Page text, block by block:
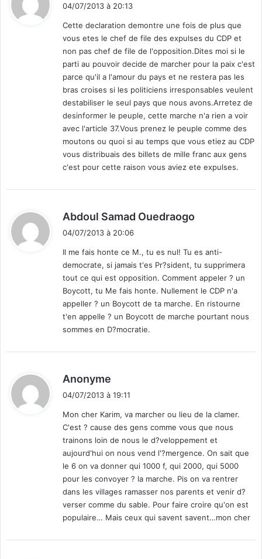
:
04/07/2013 à 20:13
Cette declaration demontre une fois de plus que
vous etes le chef de file des expulses du CDP et
non pas chef de file de l'opposition.Dites moi si le
parti au pouvoir decide de marcher pour la paix c'est
parce qu'il a l'amour du pays et ne restera pas les
bras croises si les politiciens irresponsables veulent
destabiliser le seul pays que nous avons.Arretez de
desinformer le peuple, cette marche n'a rien a voir
avec l'article 37.Vous prenez le peuple comme des
moutons ou quoi si au temps que vous etiez au CDP
vous distribuais des billets de mille franc aux gens
c'est pour cette raison vous aviez ete expulses.
Abdoul Samad Ouedraogo
:
04/07/2013 à 20:06
Il me fais honte ce M., tu es nul! Tu es anti-
democrate, si jamais t'es Pr?sident, tu supprimera
tout ce qui est opposition. Comment appeler ? un
Boycott, tu Me fais honte. Nullement le CDP n'a
appeller ? un Boycott de ta marche. En ristourne
t'en appelle ? un Boycott de marche pourtant nous
sommes en D?mocratie.
Anonyme
04/07/2013 à 19:11
Mon cher Karim, va marcher ou lieu de la clamer.
C'est ? cause des gens comme vous que nous
trainons loin de nous le d?veloppement et
aujourd'hui on nous vend l'?mergence. On sait que
le 6 on va donner qui 1000 f, qui 2000, qui 5000
pour les convoyer ? la marche. Pis on va rentrer
dans les villages ramasser nos parents et venir d?
verser comme du sable. Pour faire croire qu'on est
populaire… Mais ceux qui savent savent…mon cher